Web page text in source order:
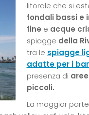
litorale che si
fondali bassi e
fine e acque
spiagge della
tra le spiagge
adatte per i
presenza di
piccoli.
La maggior